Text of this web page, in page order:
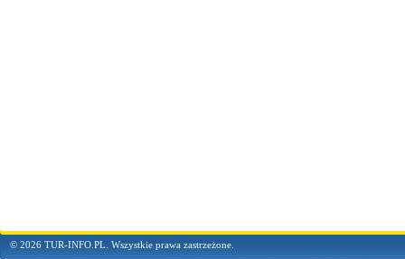
© 2026 TUR-INFO.PL. Wszystkie prawa zastrzeżone.